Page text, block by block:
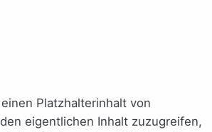
Platzhalterinhalt von
eigentlichen Inhalt zuzugreifen,